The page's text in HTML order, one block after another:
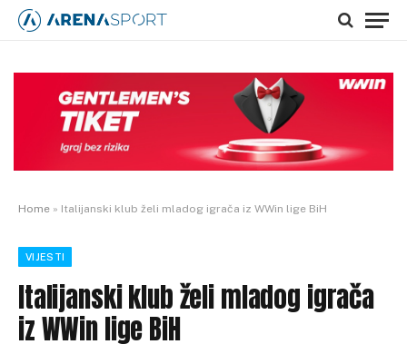
Home » Italijanski klub želi mladog igrača iz WWin lige BiH
VIJESTI
Italijanski klub želi mladog igrača
iz WWin lige BiH